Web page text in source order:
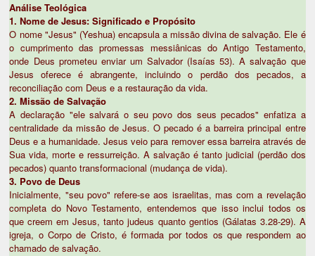
Análise Teológica
1. Nome de Jesus: Significado e Propósito
O nome "Jesus" (Yeshua) encapsula a missão divina de salvação. Ele é
o cumprimento das promessas messiânicas do Antigo Testamento,
onde Deus prometeu enviar um Salvador (Isaías 53). A salvação que
Jesus oferece é abrangente, incluindo o perdão dos pecados, a
reconciliação com Deus e a restauração da vida.
2. Missão de Salvação
A declaração "ele salvará o seu povo dos seus pecados" enfatiza a
centralidade da missão de Jesus. O pecado é a barreira principal entre
Deus e a humanidade. Jesus veio para remover essa barreira através de
Sua vida, morte e ressurreição. A salvação é tanto judicial (perdão dos
pecados) quanto transformacional (mudança de vida).
3. Povo de Deus
Inicialmente, "seu povo" refere-se aos israelitas, mas com a revelação
completa do Novo Testamento, entendemos que isso inclui todos os
que creem em Jesus, tanto judeus quanto gentios (Gálatas 3.28-29). A
igreja, o Corpo de Cristo, é formada por todos os que respondem ao
chamado de salvação.